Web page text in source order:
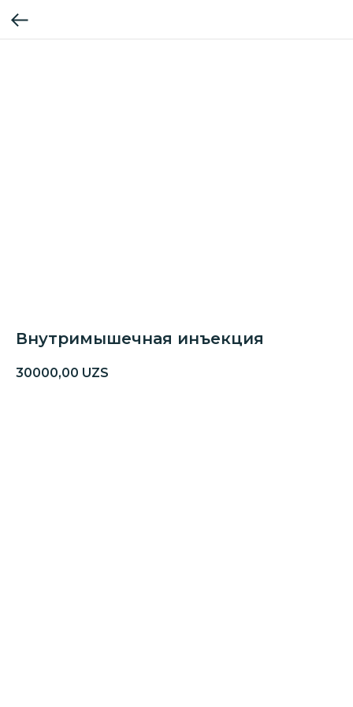
Внутримышечная инъекция
30000,00 UZS